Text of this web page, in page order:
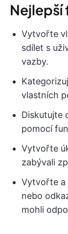
Nejlepší
Vytvořte
sdílet s
vazby.
vlastních
Diskutujte
pomocí
Vytvořte
zabývali
Vytvořte a
nebo
mohli